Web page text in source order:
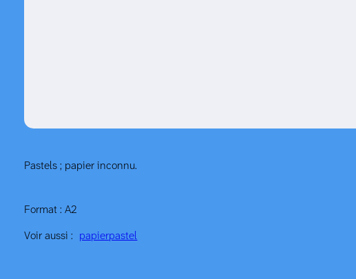
Pastels ; papier inconnu.
Format : A2
Voir aussi : papierpastel